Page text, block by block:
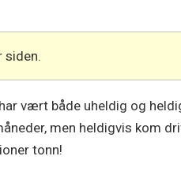
siden.
vært både uheldig og
men heldigvis kom
tonn!